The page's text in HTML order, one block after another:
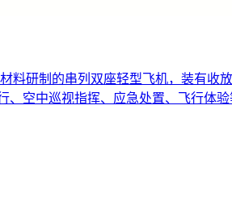
料研制的串列双座轻型飞机，装有收
、空中巡视指挥、应急处置、飞行体验